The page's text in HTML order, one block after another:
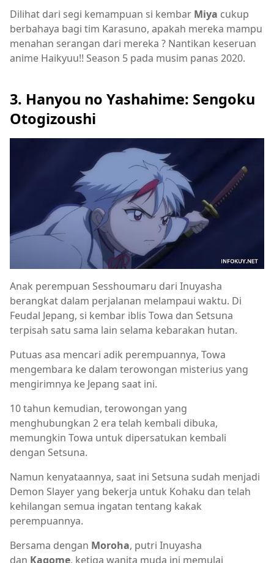
Dilihat dari segi kemampuan si kembar Miya cukup
berbahaya bagi tim Karasuno, apakah mereka mampu
menahan serangan dari mereka ? Nantikan keseruan
anime Haikyuu!! Season 5 pada musim panas 2020.
3. Hanyou no Yashahime: Sengoku
Otogizoushi
Anak perempuan Sesshoumaru dari Inuyasha
berangkat dalam perjalanan melampaui waktu. Di
Feudal Jepang, si kembar iblis Towa dan Setsuna
terpisah satu sama lain selama kebarakan hutan.
Putuas asa mencari adik perempuannya, Towa
mengembara ke dalam terowongan misterius yang
mengirimnya ke Jepang saat ini.
10 tahun kemudian, terowongan yang
menghubungkan 2 era telah kembali dibuka,
memungkin Towa untuk dipersatukan kembali
dengan Setsuna.
Namun kenyataannya, saat ini Setsuna sudah menjadi
Demon Slayer yang bekerja untuk Kohaku dan telah
kehilangan semua ingatan tentang kakak
perempuannya.
Bersama dengan Moroha, putri Inuyasha
dan Kagome, ketiga wanita muda ini memulai